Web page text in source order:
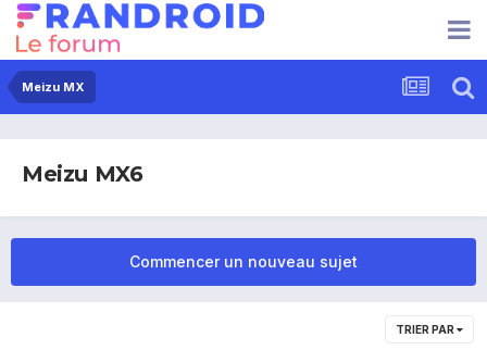
Meizu MX
Meizu MX6
Commencer un nouveau sujet
TRIER PAR